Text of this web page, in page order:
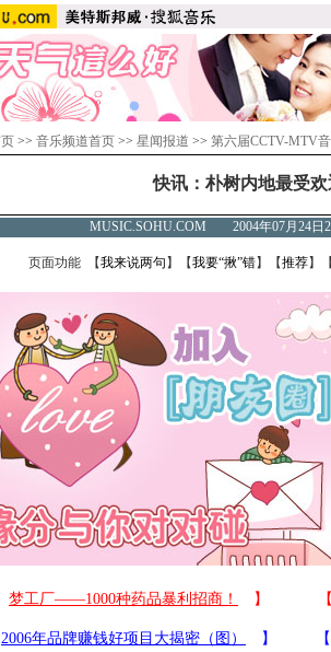
>> 音乐频道首页 >> 星闻报道 >> 第六届CCTV-MTV
快讯：朴树内地最受
MUSIC.SOHU.COM 2004年07月24
页面功能 【我来说两句 】【我要“揪”错】【推荐】